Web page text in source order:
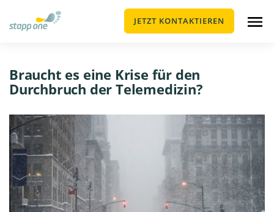
JETZT KONTAKTIEREN
Braucht es eine Krise für den
Durchbruch der Telemedizin?